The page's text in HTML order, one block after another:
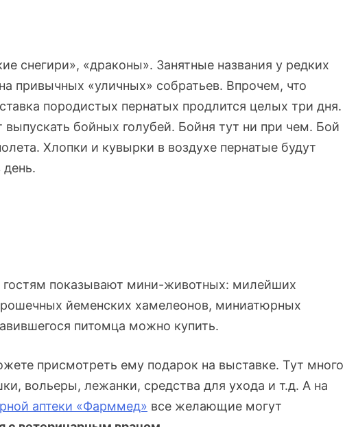
снегири», «драконы». Занятные названия у редких
привычных «уличных» собратьев. Впрочем, что
породистых пернатых продлится целых три дня.
бойных голубей. Бойня тут ни при чем. Бой
Хлопки и кувырки в воздухе пернатые будут
день.
показывают мини-животных: милейших
йеменских хамелеонов, миниатюрных
питомца можно купить.
присмотреть ему подарок на выставке. Тут много
вольеры, лежанки, средства для ухода и т.д. А на
аптеки «Фарммед» все желающие могут